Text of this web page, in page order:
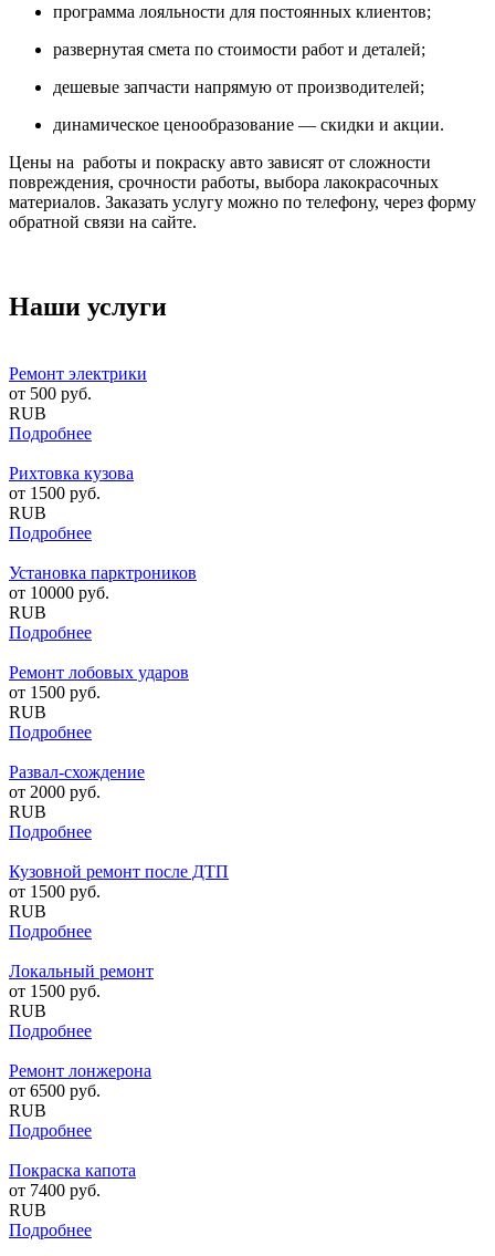
программа лояльности для постоянных клиентов;
развернутая смета по стоимости работ и деталей;
дешевые запчасти напрямую от производителей;
динамическое ценообразование — скидки и акции.
Цены на работы и покраску авто зависят от сложности
повреждения, срочности работы, выбора лакокрасочных
материалов. Заказать услугу можно по телефону, через форму
обратной связи на сайте.
Наши услуги
Ремонт электрики
от 500 руб.
RUB
Подробнее
Рихтовка кузова
от 1500 руб.
RUB
Подробнее
Установка парктроников
от 10000 руб.
RUB
Подробнее
Ремонт лобовых ударов
от 1500 руб.
RUB
Подробнее
Развал-схождение
от 2000 руб.
RUB
Подробнее
Кузовной ремонт после ДТП
от 1500 руб.
RUB
Подробнее
Локальный ремонт
от 1500 руб.
RUB
Подробнее
Ремонт лонжерона
от 6500 руб.
RUB
Подробнее
Покраска капота
от 7400 руб.
RUB
Подробнее